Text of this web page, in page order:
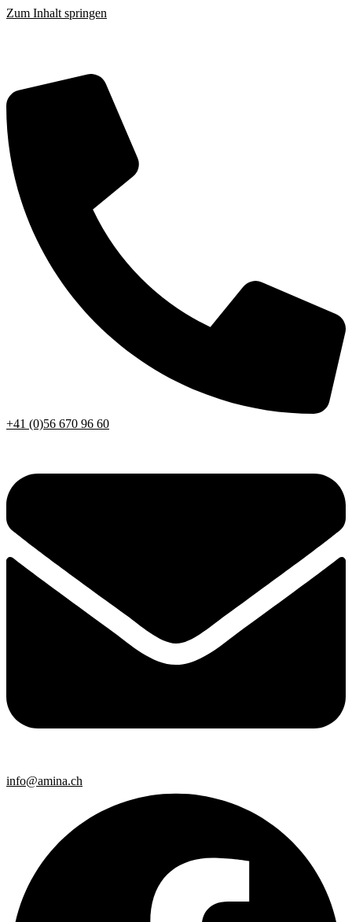
Zum Inhalt springen
+41 (0)56 670 96 60
info@amina.ch